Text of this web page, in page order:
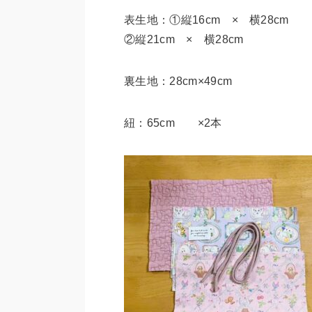
表生地：①縦16cm × 横28cm
②縦21cm × 横28cm
裏生地：28cm×49cm
紐：65cm ×2本